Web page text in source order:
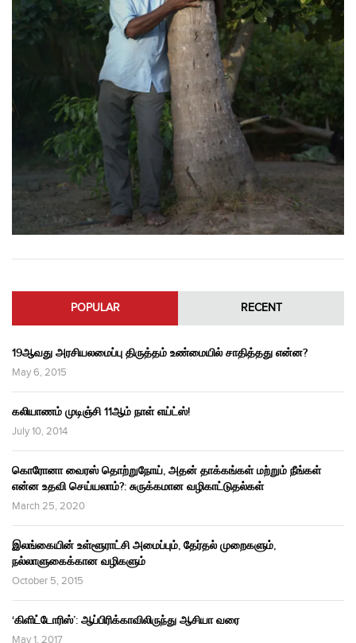
POPULAR RECENT
19ஆவது அரசியலமைப்பு திருத்தம் உண்மையில் சாதித்தது என்ன?
May 6, 2015
கலியாணம் முடிஞ்சி 11ஆம் நாள் எய்ட்ஸ்!
July 10, 2014
கொரோனா வைரஸ் தொற்றுநோய், அதன் தாக்கங்கள் மற்றும் நீங்கள்
என்ன உதவி செய்யலாம்?: சுருக்கமான வழிகாட்டுதல்கள்
March 25, 2020
இலங்கையின் உள்ளூராட்சி அமைப்பும், தேர்தல் முறைகளும்,
நல்லாளுகைக்கான வழிகளும்
October 5, 2015
‘கிளிட்டோரிஸ்’: ஆப்பிரிக்காவிலிருந்து ஆசியா வரை
May 1, 2017